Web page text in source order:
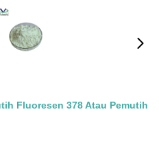
Fluoresen 378 Atau Pemutih